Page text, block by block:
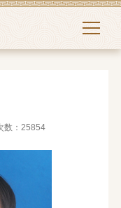
数：25854